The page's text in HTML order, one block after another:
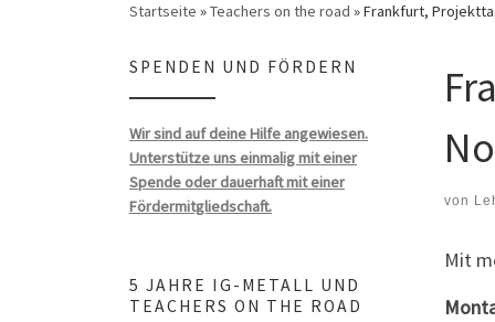
Startseite »Teachers on the road »Frankfurt,
von
Mit
SPENDEN UND FÖRDERN
Wir sind auf deine Hilfe angewiesen.
Unterstütze uns einmalig mit einer
Spende oder dauerhaft mit einer
Fördermitgliedschaft.
5 JAHRE IG-METALL UND
TEACHERS ON THE ROAD